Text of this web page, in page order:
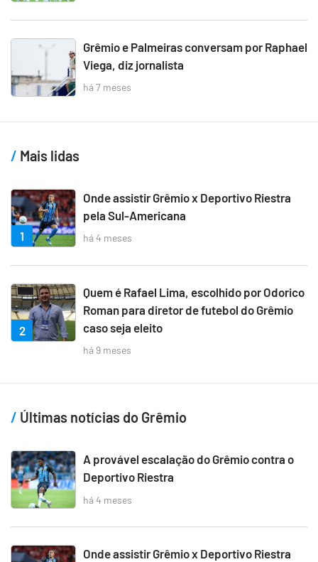
Grêmio e Palmeiras conversam por Raphael
Viega, diz jornalista
há 7 meses
Mais lidas
1
Onde assistir Grêmio x Deportivo Riestra
pela Sul-Americana
há 4 meses
2
Quem é Rafael Lima, escolhido por Odorico
Roman para diretor de futebol do Grêmio
caso seja eleito
há 9 meses
Últimas notícias do Grêmio
A provável escalação do Grêmio contra o
Deportivo Riestra
há 4 meses
Onde assistir Grêmio x Deportivo Riestra